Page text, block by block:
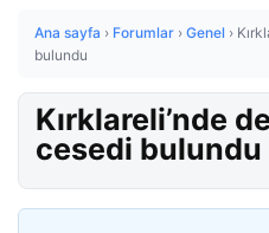
Ana sayfa › Forumlar › Genel ›
bulundu
Kırklareli’nde
cesedi bulundu